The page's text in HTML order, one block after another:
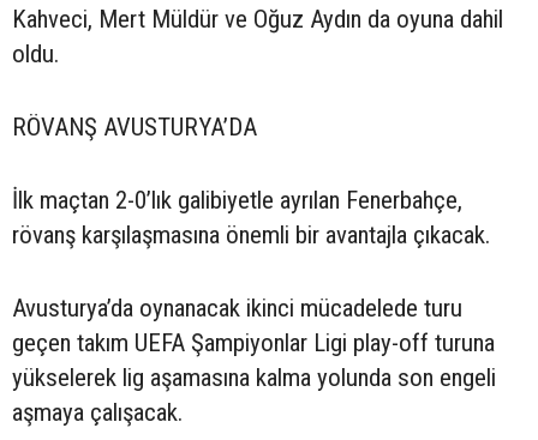
Kahveci, Mert Müldür ve Oğuz Aydın da oyuna dahil
oldu.
RÖVANŞ AVUSTURYA’DA
İlk maçtan 2-0’lık galibiyetle ayrılan Fenerbahçe,
rövanş karşılaşmasına önemli bir avantajla çıkacak.
Avusturya’da oynanacak ikinci mücadelede turu
geçen takım UEFA Şampiyonlar Ligi play-off turuna
yükselerek lig aşamasına kalma yolunda son engeli
aşmaya çalışacak.